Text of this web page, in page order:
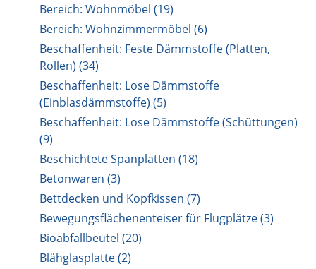
Bereich: Wohnmöbel (19)
Bereich: Wohnzimmermöbel (6)
Beschaffenheit: Feste Dämmstoffe (Platten,
Rollen) (34)
Beschaffenheit: Lose Dämmstoffe
(Einblasdämmstoffe) (5)
Beschaffenheit: Lose Dämmstoffe (Schüttungen)
(9)
Beschichtete Spanplatten (18)
Betonwaren (3)
Bettdecken und Kopfkissen (7)
Bewegungsflächenenteiser für Flugplätze (3)
Bioabfallbeutel (20)
Blähglasplatte (2)